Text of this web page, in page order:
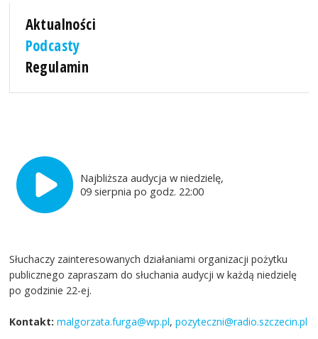
Aktualności
Podcasty
Regulamin
Najbliższa audycja w niedzielę,
09 sierpnia po godz. 22:00
Słuchaczy zainteresowanych działaniami organizacji pożytku
publicznego zapraszam do słuchania audycji w każdą niedzielę
po godzinie 22-ej.
Kontakt: malgorzata.furga@wp.pl,pozyteczni@radio.szczecin.pl